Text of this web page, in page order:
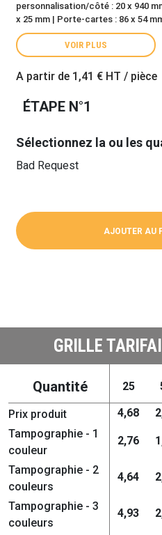
personnalisation/côté : 20 x 940
x 25 mm | Porte-cartes : 86 x 54
VOIR PLUS
A partir de 1,41 € HT / pièce
ÉTAPE N°1
Sélectionnez la ou les
Bad Request
AJOUTER AU
GRILLE
Quantité 25
Prix produit 4,68
Tampographie - 1
couleur
2,76
Tampographie - 2
couleurs
4,64
Tampographie - 3
couleurs
4,93